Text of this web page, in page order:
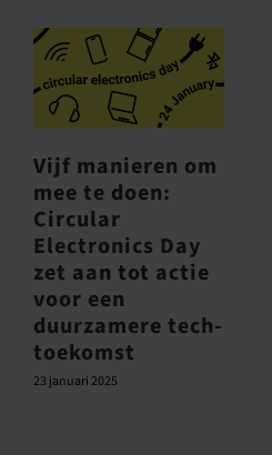
Vijf manieren om
mee te doen:
Circular
Electronics Day
zet aan tot actie
voor een
duurzamere tech-
toekomst
23 januari 2025